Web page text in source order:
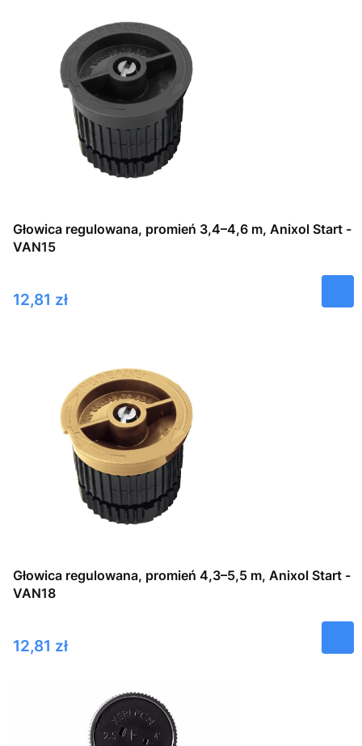
Głowica regulowana, promień 3,4–4,6 m, Anixol Start -
VAN15
Cena
12,81 zł
Głowica regulowana, promień 4,3–5,5 m, Anixol Start -
VAN18
Cena
12,81 zł